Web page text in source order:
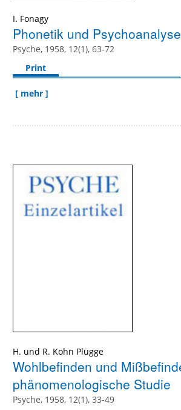
I. Fonagy
Phonetik und Psychoanalyse
Psyche, 1958, 12(1), 63-72
Print
[ mehr ]
H. und R. Kohn Plügge
Wohlbefinden und
phänomenologische Studie
Psyche, 1958, 12(1), 33-49